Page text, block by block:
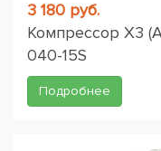
3 180 руб.
Компрессор X3
040-15S
Подробнее